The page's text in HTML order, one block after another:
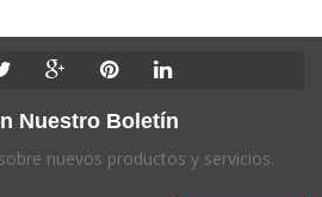
Nuestro Boletín
nuevos productos y servicios.